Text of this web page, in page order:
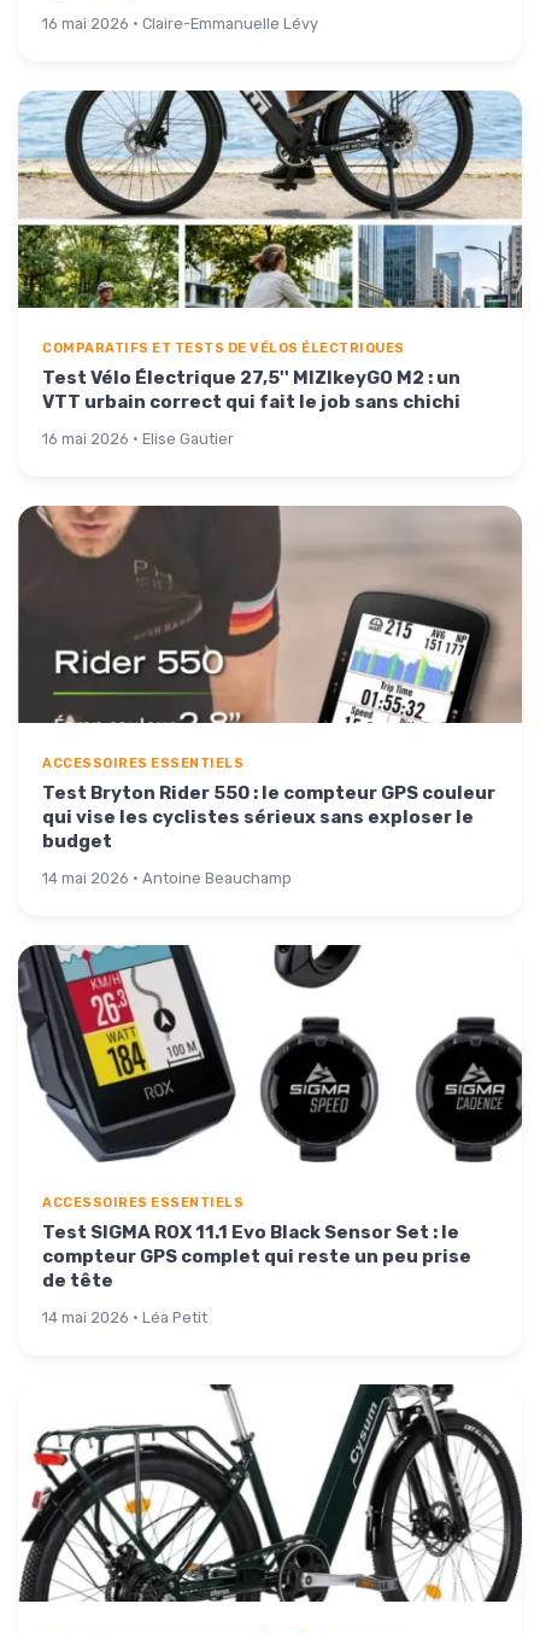
16 mai 2026 · Claire-Emmanuelle Lévy
COMPARATIFS ET TESTS DE VÉLOS ÉLECTRIQUES
Test Vélo Électrique 27,5'' MIZIkeyGO M2 : un
VTT urbain correct qui fait le job sans chichi
16 mai 2026 · Elise Gautier
ACCESSOIRES ESSENTIELS
Test Bryton Rider 550 : le compteur GPS couleur
qui vise les cyclistes sérieux sans exploser le
budget
14 mai 2026 · Antoine Beauchamp
ACCESSOIRES ESSENTIELS
Test SIGMA ROX 11.1 Evo Black Sensor Set : le
compteur GPS complet qui reste un peu prise
de tête
14 mai 2026 · Léa Petit